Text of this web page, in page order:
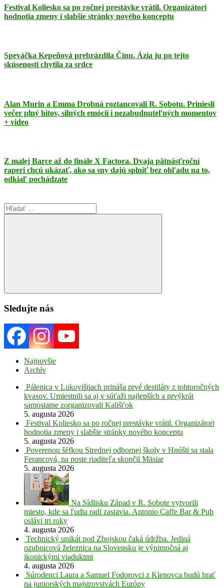
Festival Koliesko sa po ročnej prestávke vrátil. Organizátori
hodnotia zmeny i slabšie stránky nového konceptu
Speváčka Kepeňová prebrázdila Čínu. Ázia ju po tejto
skúsenosti chytila za srdce
Alan Murin a Emma Drobná roztancovali R. Sobotu. Priniesli
večer plný hitov, silných emócií i nezabudnuteľných momentov
+ video
Z malej Barce až do finále X Factora. Dvaja pätnásťroční
raperi chcú ukázať, ako sa sny dajú splniť bez ohľadu na to,
odkiaľ pochádzate
Search
for:
Search
Sledujte nás
Najnovšie
Archív
Pálenica v Lukovištiach prináša prvé destiláty z tohtoročných
kvasov. Umiestnili sa aj v súťaži najlepších a prvýkrát
samostatne zorganizovali Kališťok
5. augusta 2026
Festival Koliesko sa po ročnej prestávke vrátil. Organizátori
hodnotia zmeny i slabšie stránky nového konceptu
5. augusta 2026
Poverenou šéfkou Strednej odbornej školy v Hnúšti sa stala
Ferancová, na poste riaditeľa skončil Mäsiar
5. augusta 2026
Na Sídlisku Západ v R. Sobote vytvorili
miesto, kde sa ľudia radi zastavia. Antonio Caffe Bar & Pub
oslávi tri roky
4. augusta 2026
Technický unikát pod Zbojskou čaká údržba. Jediná
ozubnicová železnica na Slovensku je výnimočná aj
ikonickými viaduktmi
4. augusta 2026
Súrodenci Laura a Samuel Fodorovci z Klenovca budú hrať
na juniorských majstrovstvách Európy